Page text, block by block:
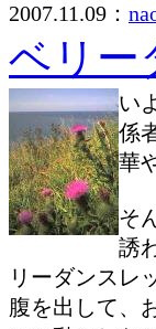
2007.11.09：
ベリー
い
係
華
そ
誘
リーダンスレ
腹を出して、